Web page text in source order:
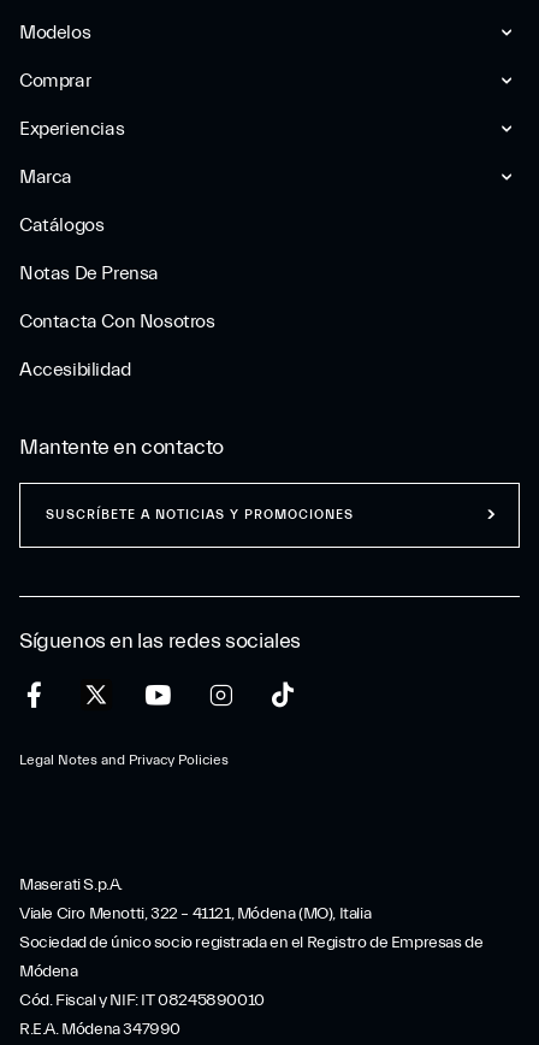
Modelos
Comprar
Experiencias
Marca
Catálogos
Notas De Prensa
Contacta Con Nosotros
Accesibilidad
Síguenos en las redes sociales
Legal Notes and Privacy Policies
Mantente en contacto
SUSCRÍBETE A NOTICIAS Y PROMOCIONES
Maserati S.p.A.
Viale Ciro Menotti, 322 – 41121, Módena (MO), Italia
Sociedad de único socio registrada en el Registro de Empresas de
Módena
Cód. Fiscal y NIF: IT 08245890010
R.E.A. Módena 347990